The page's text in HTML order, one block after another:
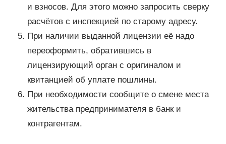
и взносов. Для этого можно запросить сверку
расчётов с инспекцией по старому адресу.
При наличии выданной лицензии её надо
переоформить, обратившись в
лицензирующий орган с оригиналом и
квитанцией об уплате пошлины.
При необходимости сообщите о смене места
жительства предпринимателя в банк и
контрагентам.